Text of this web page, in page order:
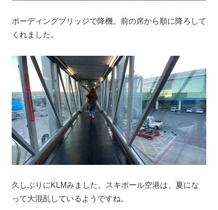
ボーディングブリッジで降機。前の席から順に降ろして
くれました。
久しぶりにKLMみました。スキポール空港は、夏にな
って大混乱しているようですね。